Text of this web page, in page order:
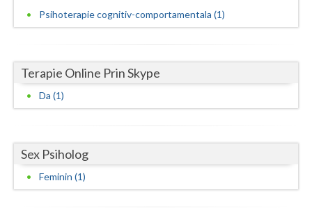
Teleorman
Tulcea
Valcea
Vrancea
Psihoterapie cognitiv-comportamentala (1)
Terapie Online Prin Skype
Da (1)
Sex Psiholog
Feminin (1)